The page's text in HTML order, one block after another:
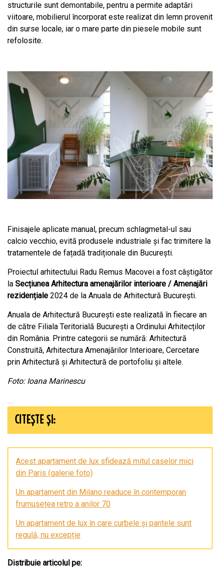
structurile sunt demontabile, pentru a permite adaptări
viitoare, mobilierul încorporat este realizat din lemn provenit
din surse locale, iar o mare parte din piesele mobile sunt
refolosite.
Finisajele aplicate manual, precum schlagmetal-ul sau
calcio vecchio, evită produsele industriale și fac trimitere la
tratamentele de fațadă tradiționale din București.
Proiectul arhitectului Radu Remus Macovei a fost câștigător
la Secțiunea Arhitectura amenajărilor interioare / Amenajări
rezidențiale 2024 de la Anuala de Arhitectură București.
Anuala de Arhitectură București este realizată în fiecare an
de către Filiala Teritorială București a Ordinului Arhitecților
din România. Printre categorii se numără: Arhitectură
Construită, Arhitectura Amenajărilor Interioare, Cercetare
prin Arhitectură și Arhitectură de portofoliu și altele.
Foto: Ioana Marinescu
CITEȘTE ȘI:
Acest apartament de lux sfidează mitul caselor mici
din Paris (galerie foto)
Un apartament din Milano readuce în contemporan
frumusețea retro a anilor 70
Un apartament de lux în care curbele și pantele sunt
regulă, nu excepție
Distribuie articolul pe: